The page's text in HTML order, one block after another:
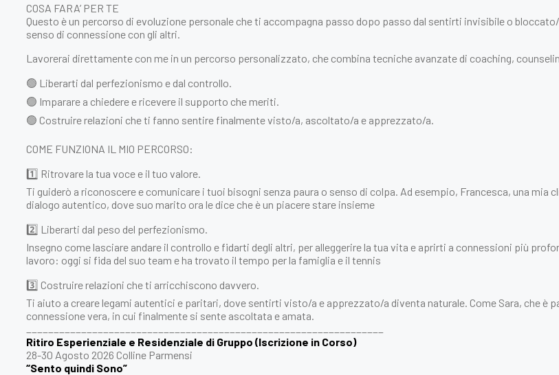
COSA FARA’ PER TE
Questo è un percorso di evoluzione personale che ti accompagna passo dopo passo dal sentirti invisibile o
senso di connessione con gli altri.
Lavorerai direttamente con me in un percorso personalizzato, che combina tecniche avanzate di coaching,
🟢 Liberarti dal perfezionismo e dal controllo.
🟢 Imparare a chiedere e ricevere il supporto che meriti.
🟢 Costruire relazioni che ti fanno sentire finalmente visto/a, ascoltato/a e apprezzato/a.
COME FUNZIONA IL MIO PERCORSO:
1️⃣ Ritrovare la tua voce e il tuo valore.
Ti guiderò a riconoscere e comunicare i tuoi bisogni senza paura o senso di colpa. Ad esempio, Francesca, una
dialogo autentico, dove suo marito ora le dice che è un piacere stare insieme
2️⃣ Liberarti dal peso del perfezionismo.
Insegno come lasciare andare il controllo e fidarti degli altri, per alleggerire la tua vita e aprirti a connessioni più
lavoro: oggi si fida del suo team e ha trovato il tempo per la famiglia e il tennis
3️⃣ Costruire relazioni che ti arricchiscono davvero.
Ti aiuto a creare legami autentici e paritari, dove sentirti visto/a e apprezzato/a diventa naturale. Come Sara, che è
connessione vera, in cui finalmente si sente ascoltata e amata.
Ritiro Esperienziale e Residenziale di Gruppo (Iscrizione in Corso)
28-30 Agosto 2026 Colline Parmensi
“Sento quindi Sono”